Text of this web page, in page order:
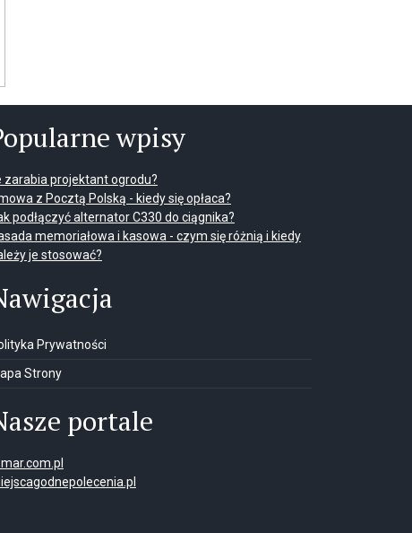
wpisy
zarabia projektant ogrodu?
z Pocztą Polską - kiedy się opłaca?
podłączyć alternator C330 do ciągnika?
memoriałowa i kasowa - czym się różnią i kiedy
je stosować?
Prywatności
Strony
portale